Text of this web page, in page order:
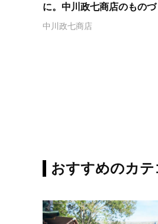
に。中川政七商店のものづ
中川政七商店
おすすめのカテ